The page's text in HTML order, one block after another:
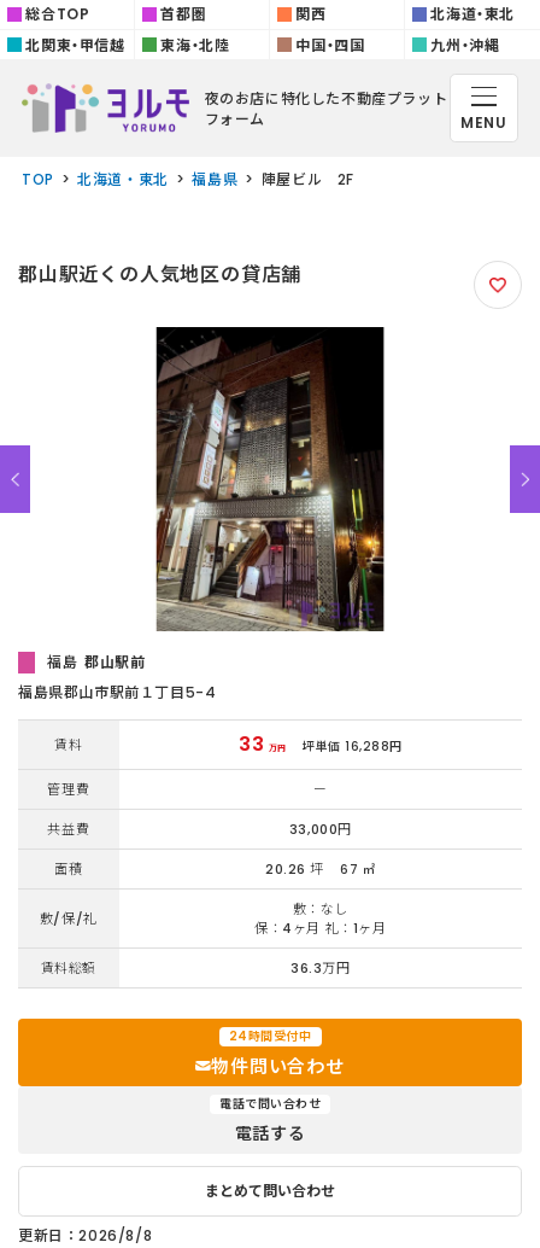
総合TOP 首都圏 関西
北海道・東北
北関東・甲信越
東海・北陸 中国・四国 九州・沖縄
夜のお店に特化した不動産プラット
フォーム
MENU
TOP 北海道・東北 福島県 陣屋ビル 2F
郡山駅近くの人気地区の貸店舗
福島 郡山駅前
福島県郡山市駅前１丁目5-4
賃料 33 万円 坪単価 16,288円
管理費 ー
共益費 33,000円
面積 20.26 坪 67 ㎡
敷/保/礼
敷：なし
保：4ヶ月 礼：1ヶ月
賃料総額 36.3万円
24時間受付中
物件問い合わせ
電話で問い合わせ
電話する
まとめて問い合わせ
更新日：2026/8/8